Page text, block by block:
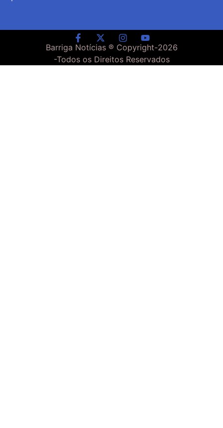
Barriga Notícias ® Copyright-2026
-Todos os Direitos Reservados